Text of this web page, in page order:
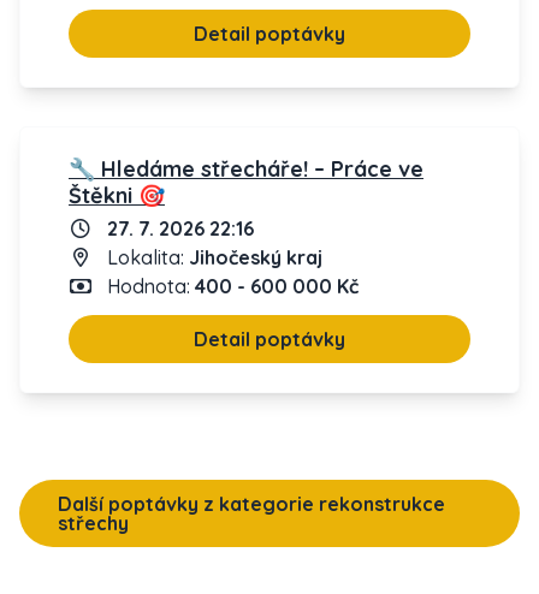
Detail poptávky
🔧 Hledáme střecháře! – Práce ve
Štěkni 🎯
27. 7. 2026 22:16
Lokalita: Jihočeský kraj
Hodnota: 400 - 600 000 Kč
Detail poptávky
Další poptávky z kategorie rekonstrukce
střechy